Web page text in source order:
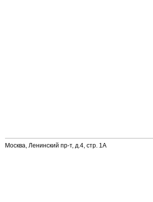
Москва, Ленинский пр-т, д.4, стр. 1А